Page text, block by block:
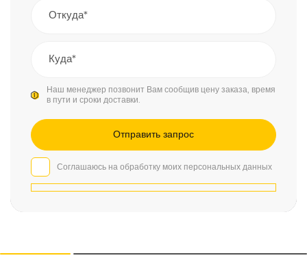
Наш менеджер позвонит Вам сообщив цену заказа, время
в пути и сроки доставки.
Соглашаюсь на обработку моих персональных данных